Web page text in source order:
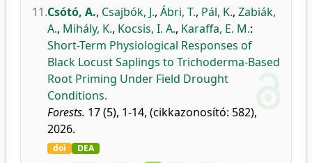
11.Csótó, A., Csajbók, J., Ábri, T., Pál, K., Zabiák,
A., Mihály, K., Kocsis, I. A., Karaffa, E. M.:
Short-Term Physiological Responses of
Black Locust Saplings to Trichoderma-Based
Root Priming Under Field Drought
Conditions.
Forests. 17 (5), 1-14, (cikkazonosító: 582),
2026.
doi DEA